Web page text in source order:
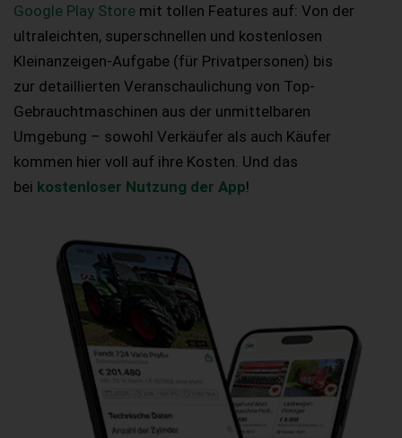
Google Play Store mit tollen Features auf: Von der
ultraleichten, superschnellen und kostenlosen
Kleinanzeigen-Aufgabe (für Privatpersonen) bis
zur detaillierten Veranschaulichung von Top-
Gebrauchtmaschinen aus der unmittelbaren
Umgebung – sowohl Verkäufer als auch Käufer
kommen hier voll auf ihre Kosten. Und das
bei kostenloser Nutzung der App!